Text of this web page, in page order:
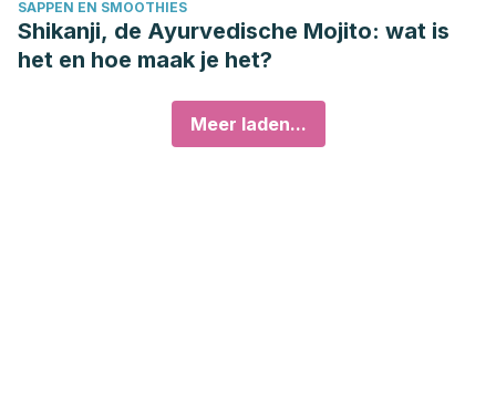
SAPPEN EN SMOOTHIES
Shikanji, de Ayurvedische Mojito: wat is
het en hoe maak je het?
Meer laden...